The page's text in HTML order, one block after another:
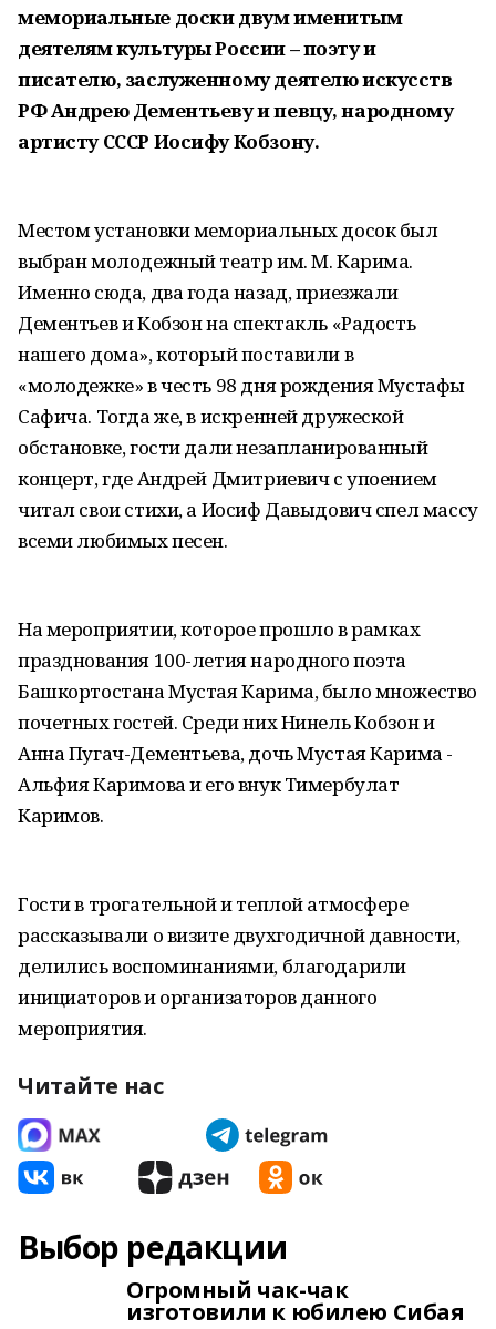
мемориальные доски двум именитым
деятелям культуры России – поэту и
писателю, заслуженному деятелю искусств
РФ Андрею Дементьеву и певцу,народному
артисту СССР Иосифу Кобзону.
Местом установки мемориальных досок был
выбран молодежный театр им. М. Карима.
Именно сюда, два года назад, приезжали
Дементьев и Кобзон на спектакль «Радость
нашего дома», который поставили в
«молодежке» в честь 98 дня рождения Мустафы
Сафича. Тогда же, в искренней дружеской
обстановке, гости дали незапланированный
концерт, где Андрей Дмитриевич с упоением
читал свои стихи, а Иосиф Давыдович спел массу
всеми любимых песен.
На мероприятии, которое прошло в рамках
празднования 100-летия народного поэта
Башкортостана Мустая Карима, было множество
почетных гостей. Среди них Нинель Кобзон и
Анна Пугач-Дементьева, дочь Мустая Карима -
Альфия Каримова и его внук Тимербулат
Каримов.
Гости в трогательной и теплой атмосфере
рассказывали о визите двухгодичной давности,
делились воспоминаниями, благодарили
инициаторов и организаторов данного
мероприятия.
Читайте нас
Выбор редакции
Огромный чак-чак
изготовили к юбилею Сибая